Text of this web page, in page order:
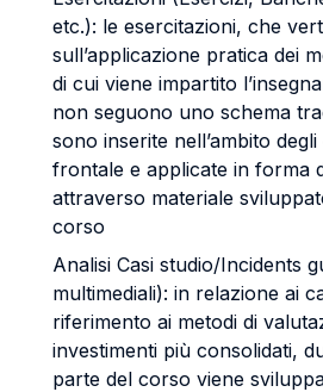
etc.): le esercitazioni, che
sull’applicazione pratica dei
di cui viene impartito
non seguono uno schema
sono inserite nell’ambito
frontale e applicate in forma
attraverso materiale
corso
Analisi Casi studio/Incidents
multimediali): in relazione ai
riferimento ai metodi di
investimenti più consolidati,
parte del corso viene